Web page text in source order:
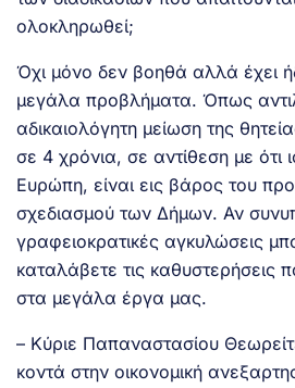
ολοκληρωθεί;
Όχι μόνο δεν βοηθά αλλά έχει
μεγάλα προβλήματα. Όπως
αδικαιολόγητη μείωση της
σε 4 χρόνια, σε αντίθεση με ότι
Ευρώπη, είναι εις βάρος του
σχεδιασμού των Δήμων. Αν
γραφειοκρατικές αγκυλώσεις
καταλάβετε τις καθυστερήσεις
στα μεγάλα έργα μας.
– Κύριε Παπαναστασίου
κοντά στην οικονομική